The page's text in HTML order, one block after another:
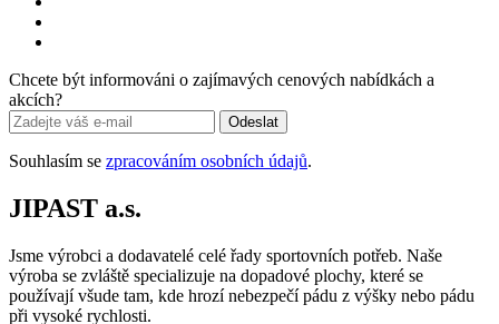
Chcete být informováni o zajímavých cenových nabídkách a
akcích?
Odeslat
Souhlasím se zpracováním osobních údajů.
JIPAST a.s.
Jsme výrobci a dodavatelé celé řady sportovních potřeb. Naše
výroba se zvláště specializuje na dopadové plochy, které se
používají všude tam, kde hrozí nebezpečí pádu z výšky nebo pádu
při vysoké rychlosti.